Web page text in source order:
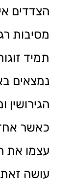
הצדדים
מסיבות
תמיד
נמצאים
כאשר
עצמו את
עושה זאת